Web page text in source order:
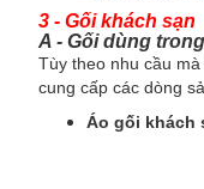
3 - Gối khách sạn
A - Gối dùng
Tùy theo nhu cầu
cung cấp các dòng
Áo gối khách